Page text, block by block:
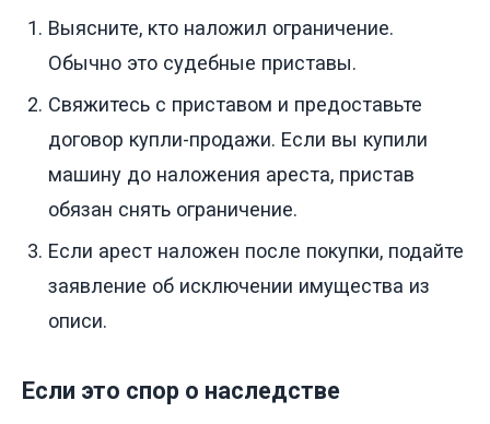
Выясните, кто наложил ограничение.
Обычно это судебные приставы.
Свяжитесь с приставом и предоставьте
договор купли-продажи. Если вы купили
машину до наложения ареста, пристав
обязан снять ограничение.
Если арест наложен после покупки, подайте
заявление об исключении имущества из
описи.
Если это спор о наследстве